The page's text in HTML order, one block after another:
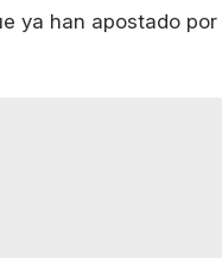
ya han apostado por